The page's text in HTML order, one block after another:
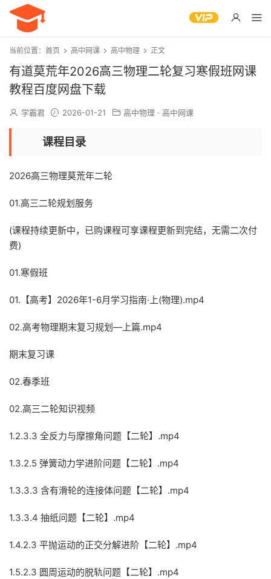
当前位置： 首页 高中网课 高中物理 正文
有道莫荒年2026高三物理二轮复习寒假班网课
教程百度网盘下载
学霸君 2026-01-21 高中物理 · 高中网课
课程目录
2026高三物理莫荒年二轮
01.高三二轮规划服务
(课程持续更新中，已购课程可享课程更新到完结，无需二次付
费)
01.寒假班
01.【高考】2026年1-6月学习指南·上(物理).mp4
02.高考物理期末复习规划—上篇.mp4
期末复习课
02.春季班
02.高三二轮知识视频
1.2.3.3 全反力与摩擦角问题【二轮】.mp4
1.3.2.5 弹簧动力学进阶问题【二轮】.mp4
1.3.3.3 含有滑轮的连接体问题【二轮】.mp4
1.3.3.4 抽纸问题【二轮】.mp4
1.4.2.3 平抛运动的正交分解进阶【二轮】.mp4
1.5.2.3 圆周运动的脱轨问题【二轮】.mp4